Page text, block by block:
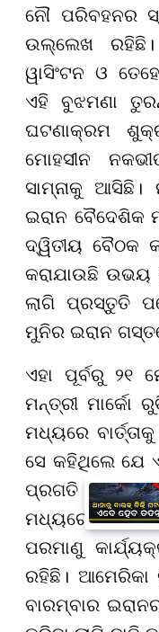
ନୌ ପରିବହନର
ଉଲ୍ଲେଖ ରହିଛି।
ୱାସିଂଟନ ଓ
ଏହି ବୁଝମଣା
ଘଟଣାକ୍ରମ
ମୋହସୀନ
ସାମ୍ନାକୁ ଆସିଛି।
ଇରାନ ବୈଦେଶିକ
ଦ୍ୱିତୀୟ ବୈଠକ
କରାଯାଉଛି ଉଭୟ
ଲାଗି ପ୍ରସ୍ତୁତି
ମୁନିର ଇରାନ
ଏହା ପୂର୍ବରୁ ୨୧
ମନ୍ତ୍ରୀ
ମଧ୍ୟରେ
ସେ କହିଥିଲେ ଯେ
ପ୍ରଗତି
ମଧ୍ୟରେ
ପରମାଣୁ
ରହିଛି। ଆମେରିକା
ବାରମ୍ବାର